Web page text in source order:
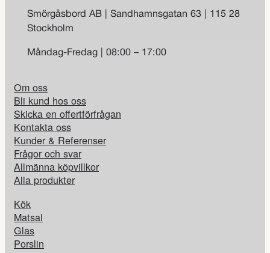
Smörgåsbord AB | Sandhamnsgatan 63 | 115 28
Stockholm
Måndag-Fredag | 08:00 – 17:00
Om oss
Bli kund hos oss
Skicka en offertförfrågan
Kontakta oss
Kunder & Referenser
Frågor och svar
Allmänna köpvillkor
Alla produkter
Kök
Matsal
Glas
Porslin